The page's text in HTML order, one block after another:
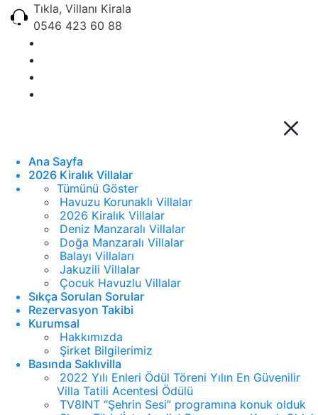
Tıkla, Villanı Kirala
0546 423 60 88
Ana Sayfa
2026 Kiralık Villalar
Tümünü Göster
Havuzu Korunaklı Villalar
2026 Kiralık Villalar
Deniz Manzaralı Villalar
Doğa Manzaralı Villalar
Balayı Villaları
Jakuzili Villalar
Çocuk Havuzlu Villalar
Sıkça Sorulan Sorular
Rezervasyon Takibi
Kurumsal
Hakkımızda
Şirket Bilgilerimiz
Basında Saklıvilla
2022 Yılı Enleri Ödül Töreni Yılın En Güvenilir
Villa Tatili Acentesi Ödülü
TV8INT “Şehrin Sesi” programına konuk olduk